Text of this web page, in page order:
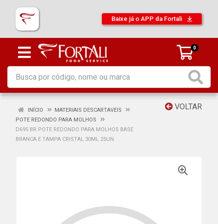
Baixe já o APP da Fortali
0
VOLTAR
INÍCIO
MATERIAIS DESCARTAVEIS
POTE REDONDO PARA MOLHOS
D695 BR POTE REDONDO PARA MOLHOS BASE
BRANCA E TAMPA CRISTAL 30ML 25UN